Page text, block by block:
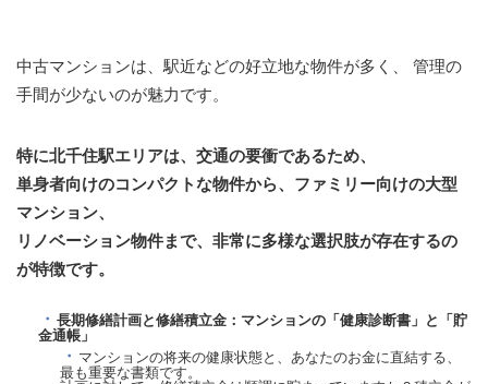
中古マンションは、駅近などの好立地な物件が多く、 管理の
手間が少ないのが魅力です。
特に北千住駅エリアは、交通の要衝であるため、
単身者向けのコンパクトな物件から、ファミリー向けの大型
マンション、
リノベーション物件まで、非常に多様な選択肢が存在するの
が特徴です。
長期修繕計画と修繕積立金：マンションの「健康診断書」と「貯
金通帳」
マンションの将来の健康状態と、あなたのお金に直結する、
最も重要な書類です。